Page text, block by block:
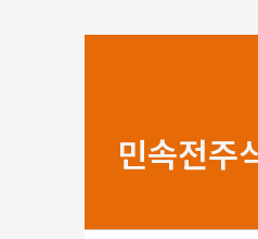
민속전주